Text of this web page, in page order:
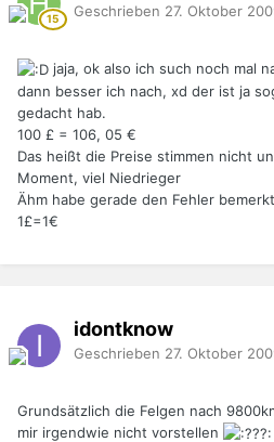
Geschrieben 27. Oktober
jaja, ok also ich such noch mal
dann besser ich nach, xd der ist ja
gedacht hab.
100 £ = 106, 05 €
Das heißt die Preise stimmen nicht
Moment, viel Niedrieger
Ähm habe gerade den Fehler
1£=1€
idontknow
Geschrieben 27. Oktober
Grundsätzlich die Felgen nach
mir irgendwie nicht vorstellen